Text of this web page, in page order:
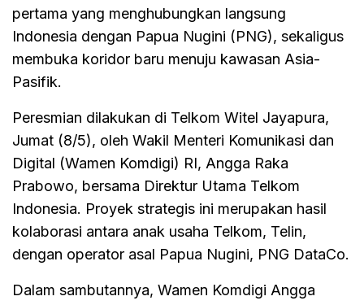
pertama yang menghubungkan langsung
Indonesia dengan Papua Nugini (PNG), sekaligus
membuka koridor baru menuju kawasan Asia-
Pasifik.
Peresmian dilakukan di Telkom Witel Jayapura,
Jumat (8/5), oleh Wakil Menteri Komunikasi dan
Digital (Wamen Komdigi) RI, Angga Raka
Prabowo, bersama Direktur Utama Telkom
Indonesia. Proyek strategis ini merupakan hasil
kolaborasi antara anak usaha Telkom, Telin,
dengan operator asal Papua Nugini, PNG DataCo.
Dalam sambutannya, Wamen Komdigi Angga